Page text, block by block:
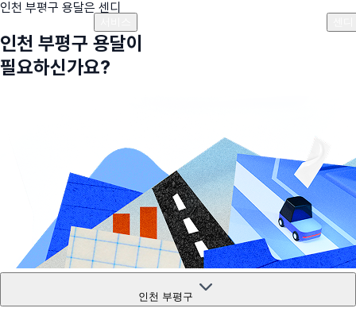
인천 부평구 용달은 센디
인천 부평구 용달이
필요하신가요?
인천 부평구